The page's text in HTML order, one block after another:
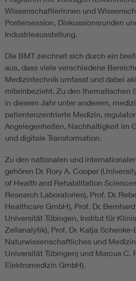
Wissenschaftlerinnen und
Postersession, Diskussionsrunden
Industrieausstellung.
Die BMT zeichnet sich durch ein
aus, dass viele verschiedene
Medizintechnik umfasst und dabei
miteinbezieht. Zu den thematischen
in diesem Jahr unter anderem,
patientenzentrierte Medizin,
Angelegenheiten, Nachhaltigkeit im
und digitale Transformation.
Zu den nationalen und
gehören Dr. Rory A. Cooper
of Health and Rehabilitation
Research Laboratories), Prof. Dr.
Healthcare GmbH), Prof. Dr.
Universität Tübingen, Institut für
Zellanalytik), Prof. Dr. Katja Schenke-
Naturwissenschaftliches und
Universität Tübingen) und Marcus C.
Elektromedizin GmbH).